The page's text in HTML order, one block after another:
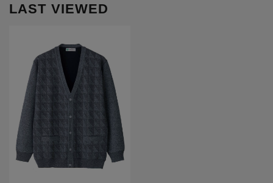
LAST VIEWED